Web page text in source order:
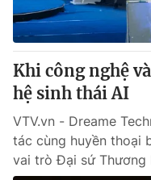
Tư vấn
Chuyên mục khác
Emagazine
Photo
Video
Khi công nghệ
hệ sinh thái AI
VTV.vn - Dreame
tác cùng huyền thoại
vai trò Đại sứ Thương